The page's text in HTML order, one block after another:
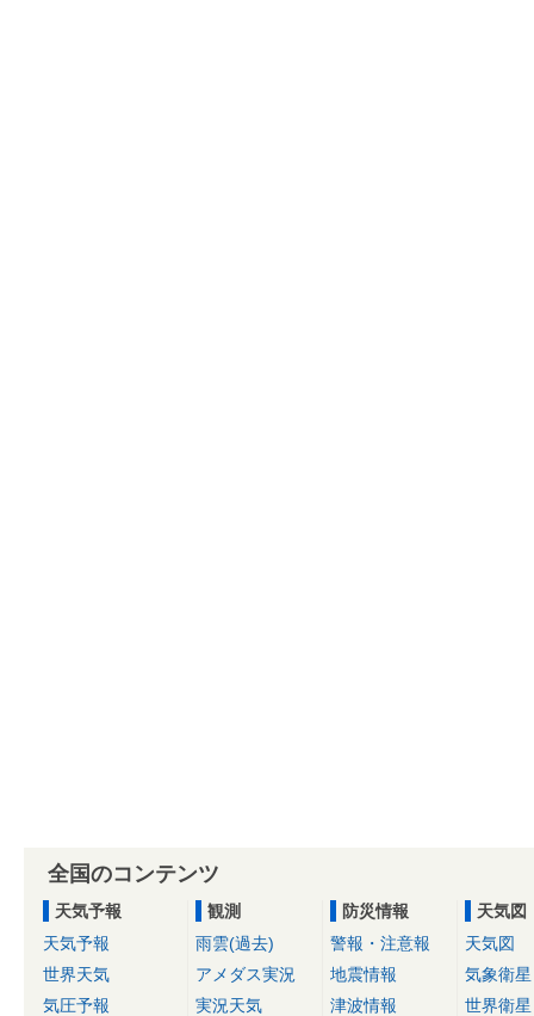
全国のコンテンツ
天気予報
天気予報
世界天気
気圧予報
観測
雨雲(過去)
アメダス実況
実況天気
防災情報
警報・注意報
地震情報
津波情報
天気図
天気図
気象衛星
世界衛星